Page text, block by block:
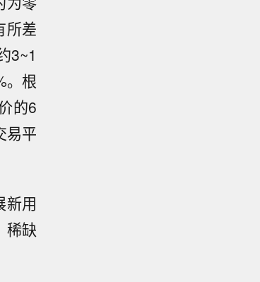
所差
3~1
。根
的6
易平
新用
稀缺